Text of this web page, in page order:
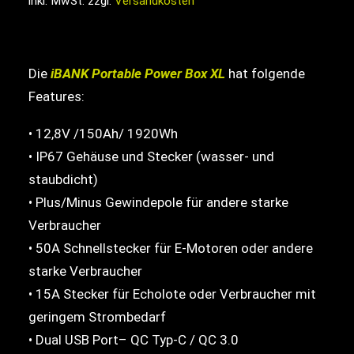
Cart
Die iBANK Portable Power Box XL hat folgende
Features:
• 12,8V /150Ah/ 1920Wh
• IP67 Gehäuse und Stecker (wasser- und
staubdicht)
• Plus/Minus Gewindepole für andere starke
Verbraucher
• 50A Schnellstecker für E-Motoren oder andere
starke Verbraucher
• 15A Stecker für Echolote oder Verbraucher mit
geringem Strombedarf
• Dual USB Port– QC Typ-C / QC 3.0